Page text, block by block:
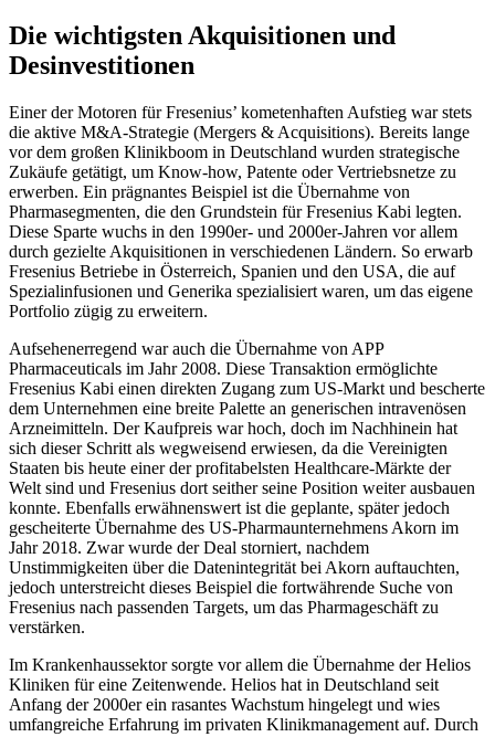
Die wichtigsten Akquisitionen und
Desinvestitionen
Einer der Motoren für Fresenius’ kometenhaften Aufstieg war stets
die aktive M&A-Strategie (Mergers & Acquisitions). Bereits lange
vor dem großen Klinikboom in Deutschland wurden strategische
Zukäufe getätigt, um Know-how, Patente oder Vertriebsnetze zu
erwerben. Ein prägnantes Beispiel ist die Übernahme von
Pharmasegmenten, die den Grundstein für Fresenius Kabi legten.
Diese Sparte wuchs in den 1990er- und 2000er-Jahren vor allem
durch gezielte Akquisitionen in verschiedenen Ländern. So erwarb
Fresenius Betriebe in Österreich, Spanien und den USA, die auf
Spezialinfusionen und Generika spezialisiert waren, um das eigene
Portfolio zügig zu erweitern.
Aufsehenerregend war auch die Übernahme von APP
Pharmaceuticals im Jahr 2008. Diese Transaktion ermöglichte
Fresenius Kabi einen direkten Zugang zum US-Markt und bescherte
dem Unternehmen eine breite Palette an generischen intravenösen
Arzneimitteln. Der Kaufpreis war hoch, doch im Nachhinein hat
sich dieser Schritt als wegweisend erwiesen, da die Vereinigten
Staaten bis heute einer der profitabelsten Healthcare-Märkte der
Welt sind und Fresenius dort seither seine Position weiter ausbauen
konnte. Ebenfalls erwähnenswert ist die geplante, später jedoch
gescheiterte Übernahme des US-Pharmaunternehmens Akorn im
Jahr 2018. Zwar wurde der Deal storniert, nachdem
Unstimmigkeiten über die Datenintegrität bei Akorn auftauchten,
jedoch unterstreicht dieses Beispiel die fortwährende Suche von
Fresenius nach passenden Targets, um das Pharmageschäft zu
verstärken.
Im Krankenhaussektor sorgte vor allem die Übernahme der Helios
Kliniken für eine Zeitenwende. Helios hat in Deutschland seit
Anfang der 2000er ein rasantes Wachstum hingelegt und wies
umfangreiche Erfahrung im privaten Klinikmanagement auf. Durch